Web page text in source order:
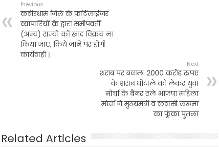
Previous
कबीरधाम जिले के फर्टिलाईजर
व्यापारियों के द्वारा समीपवर्ती
(अन्य) राज्यों को खाद विक्रय ना
किया जाए, किये जाने पर होगी
कार्यवाही |
Next
शराब पर बवाल: 2000 करोड़ रुपए
के शराब घोटाले को लेकर युवा
मोर्चा के बैनर तले भाजपा महिला
मोर्चा ने मुख्यमंत्री व कवासी लखमा
का फूंका पुतला
Related Articles